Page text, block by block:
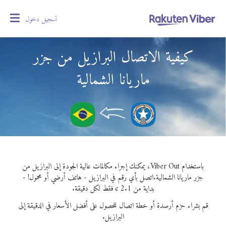
تسجيل دخول
كيفية الاتصال البرازيل من جزر
ماريانا الشمالية
باستخدام Viber Out، يمكنك إجراء مكالمات عالية الجودة إلى البرازيل من
جزر ماريانا الشمالية.اتصل بأي رقم في البرازيل - هاتف أرضي أو محمول! -
بداية من 2.1 ¢ فقط لكل دقيقة.
قم بشراء حزم أرصدة أو خطة اتصال للحصول على أفضل الأسعار في الدقيقة إلى
البرازيل.